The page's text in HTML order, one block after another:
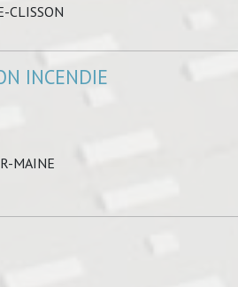
CLISSON
INCENDIE
MAINE